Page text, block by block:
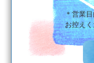
＊営業
お控え